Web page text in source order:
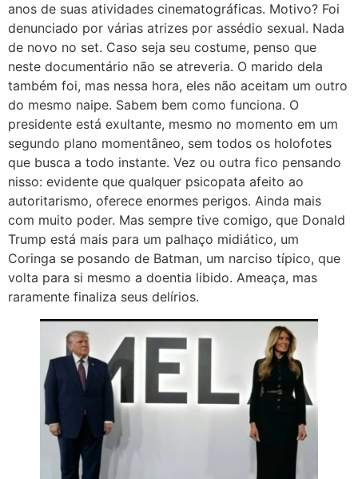
anos de suas atividades cinematográficas. Motivo? Foi
denunciado por várias atrizes por assédio sexual. Nada
de novo no set. Caso seja seu costume, penso que
neste documentário não se atreveria. O marido dela
também foi, mas nessa hora, eles não aceitam um outro
do mesmo naipe. Sabem bem como funciona. O
presidente está exultante, mesmo no momento em um
segundo plano momentâneo, sem todos os holofotes
que busca a todo instante. Vez ou outra fico pensando
nisso: evidente que qualquer psicopata afeito ao
autoritarismo, oferece enormes perigos. Ainda mais
com muito poder. Mas sempre tive comigo, que Donald
Trump está mais para um palhaço midiático, um
Coringa se posando de Batman, um narciso típico, que
volta para si mesmo a doentia libido. Ameaça, mas
raramente finaliza seus delírios.